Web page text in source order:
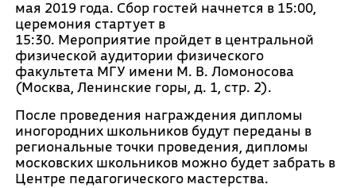
мая 2019 года. Сбор гостей начнется в 15:00,
церемония стартует в
15:30. Мероприятие пройдет в центральной
физической аудитории физического
факультета МГУ имени М. В. Ломоносова
(Москва, Ленинские горы, д. 1, стр. 2).
После проведения награждения дипломы
иногородних школьников будут переданы в
региональные точки проведения, дипломы
московских школьников можно будет забрать в
Центре педагогического мастерства.